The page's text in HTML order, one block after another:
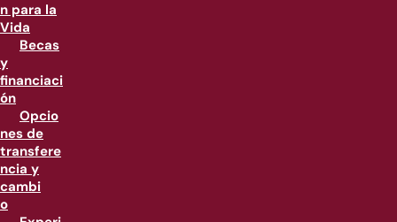
n para la
Vida
Becas
y
financiaci
ón
Opcio
nes de
transfere
ncia y
cambi
o